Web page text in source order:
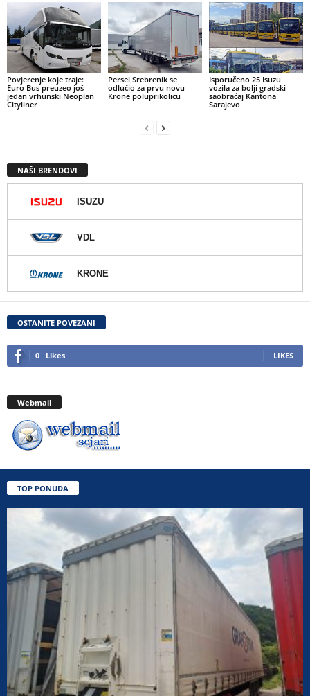
Povjerenje koje traje:
Euro Bus preuzeo još
jedan vrhunski Neoplan
Cityliner
Persel Srebrenik se
odlučio za prvu novu
Krone poluprikolicu
Isporučeno 25 Isuzu
vozila za bolji gradski
saobraćaj Kantona
Sarajevo
NAŠI BRENDOVI
ISUZU
VDL
KRONE
OSTANITE POVEZANI
0 Likes LIKES
Webmail
TOP PONUDA